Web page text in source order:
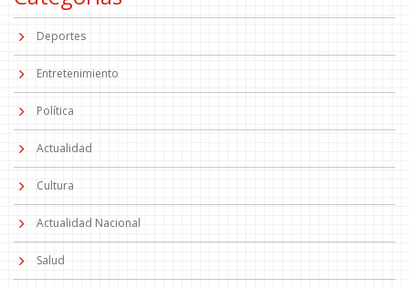
Deportes
Entretenimiento
Política
Actualidad
Cultura
Actualidad Nacional
Salud